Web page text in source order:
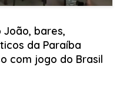
bares,
da Paraíba
com jogo do Brasil